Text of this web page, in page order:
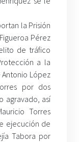
la Prisión
Pérez
de tráfico
a la
López
por dos
agravado, así
Torres
ejecución de
Tabora por